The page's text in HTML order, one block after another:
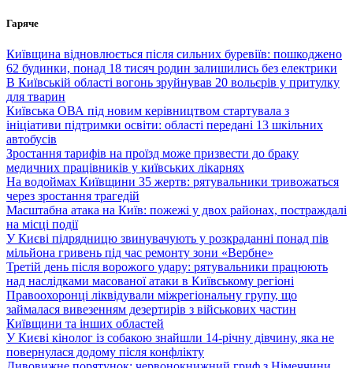
Перейти
вмісту
Гаряче
Київщина відновлюється після сильних буревіїв: пошкоджено
62 будинки, понад 18 тисяч родин залишились без електрики
В Київській області вогонь зруйнував 20 вольєрів у притулку
для тварин
Київська ОВА під новим керівництвом стартувала з
ініціативи підтримки освіти: області передані 13 шкільних
автобусів
Зростання тарифів на проїзд може призвести до браку
медичних працівників у київських лікарнях
На водоймах Київщини 35 жертв: рятувальники тривожаться
через зростання трагедій
Масштабна атака на Київ: пожежі у двох районах, постраждалі
на місці події
У Києві підрядницю звинувачують у розкраданні понад пів
мільйона гривень під час ремонту зони «Вербне»
Третій день після ворожого удару: рятувальники працюють
над наслідками масованої атаки в Київському регіоні
Правоохоронці ліквідували міжрегіональну групу, що
займалася вивезенням дезертирів з військових частин
Київщини та інших областей
У Києві кінолог із собакою знайшли 14-річну дівчину, яка не
повернулася додому після конфлікту